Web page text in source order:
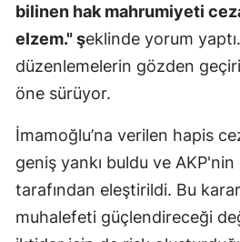
bilinen hak mahrumiyeti
elzem." şeklinde yorum
düzenlemelerin gözden
öne sürüyor.
İmamoğlu’na verilen hapis
geniş yankı buldu ve
tarafından eleştirildi. Bu
muhalefeti güçlendireceği